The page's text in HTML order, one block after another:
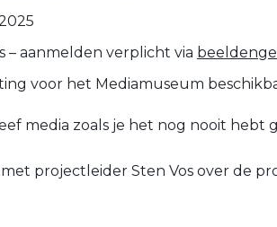
– aanmelden verplicht via
voor het Mediamuseum
media zoals je het nog nooit hebt
met projectleider Sten Vos over de